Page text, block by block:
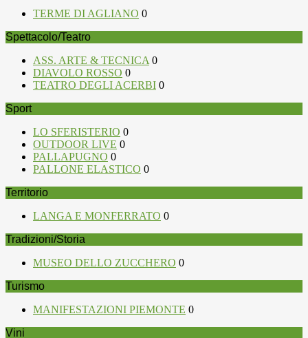
TERME DI AGLIANO 0
Spettacolo/Teatro
ASS. ARTE & TECNICA 0
DIAVOLO ROSSO 0
TEATRO DEGLI ACERBI 0
Sport
LO SFERISTERIO 0
OUTDOOR LIVE 0
PALLAPUGNO 0
PALLONE ELASTICO 0
Territorio
LANGA E MONFERRATO 0
Tradizioni/Storia
MUSEO DELLO ZUCCHERO 0
Turismo
MANIFESTAZIONI PIEMONTE 0
Vini